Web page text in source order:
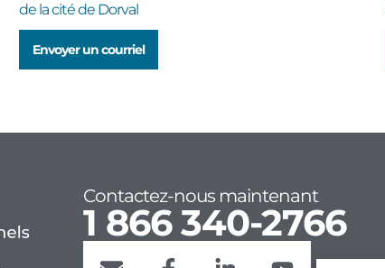
de la cité de Dorval
Envoyer un courriel
Contactez-nous maintenant
1 866 340-2766